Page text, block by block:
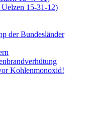
15-31-12)
der Bundesländer
Kohlenmonoxid!